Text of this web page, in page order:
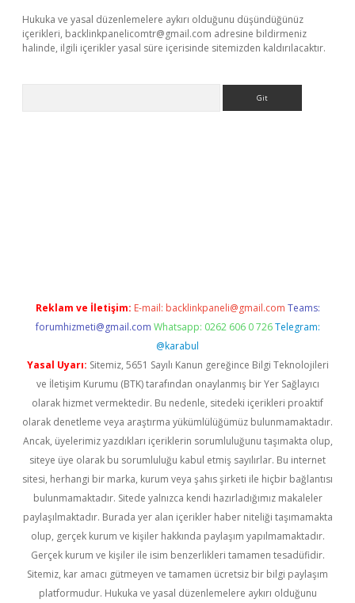
Hukuka ve yasal düzenlemelere aykırı olduğunu düşündüğünüz
içerikleri, backlinkpanelicomtr@gmail.com adresine bildirmeniz
halinde, ilgili içerikler yasal süre içerisinde sitemizden kaldırılacaktır.
Reklam ve İletişim: E-mail: backlinkpaneli@gmail.com Teams:
forumhizmeti@gmail.com Whatsapp: 0262 606 0 726 Telegram:
@karabul
Yasal Uyarı: Sitemiz, 5651 Sayılı Kanun gereğince Bilgi Teknolojileri
ve İletişim Kurumu (BTK) tarafından onaylanmış bir Yer Sağlayıcı
olarak hizmet vermektedir. Bu nedenle, sitedeki içerikleri proaktif
olarak denetleme veya araştırma yükümlülüğümüz bulunmamaktadır.
Ancak, üyelerimiz yazdıkları içeriklerin sorumluluğunu taşımakta olup,
siteye üye olarak bu sorumluluğu kabul etmiş sayılırlar. Bu internet
sitesi, herhangi bir marka, kurum veya şahıs şirketi ile hiçbir bağlantısı
bulunmamaktadır. Sitede yalnızca kendi hazırladığımız makaleler
paylaşılmaktadır. Burada yer alan içerikler haber niteliği taşımamakta
olup, gerçek kurum ve kişiler hakkında paylaşım yapılmamaktadır.
Gerçek kurum ve kişiler ile isim benzerlikleri tamamen tesadüfidir.
Sitemiz, kar amacı gütmeyen ve tamamen ücretsiz bir bilgi paylaşım
platformudur. Hukuka ve yasal düzenlemelere aykırı olduğunu